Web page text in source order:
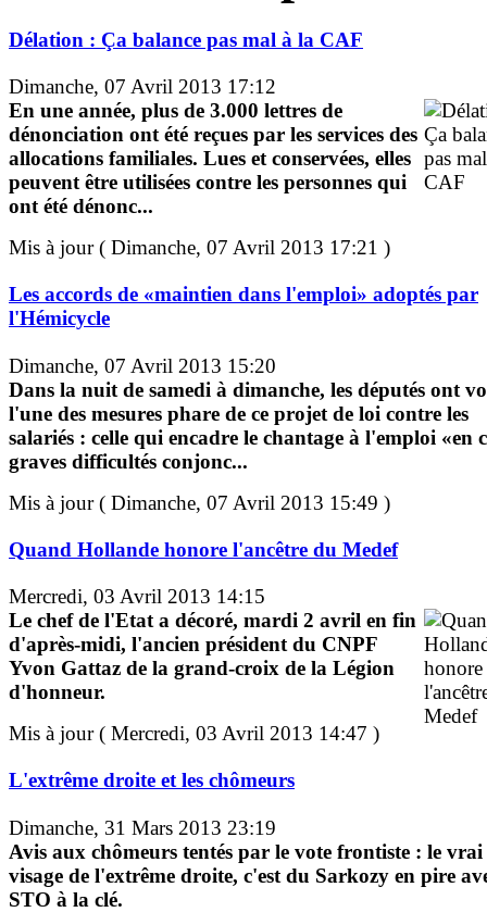
Délation : Ça balance pas mal à la CAF
Dimanche, 07 Avril 2013 17:12
En une année, plus de 3.000 lettres de
dénonciation ont été reçues par les services des
allocations familiales. Lues et conservées, elles
peuvent être utilisées contre les personnes qui
ont été dénonc...
Mis à jour ( Dimanche, 07 Avril 2013 17:21 )
Les accords de «maintien dans l'emploi» adoptés par
l'Hémicycle
Dimanche, 07 Avril 2013 15:20
Dans la nuit de samedi à dimanche, les députés ont
l'une des mesures phare de ce projet de loi contre les
salariés : celle qui encadre le chantage à l'emploi «en
graves difficultés conjonc...
Mis à jour ( Dimanche, 07 Avril 2013 15:49 )
Quand Hollande honore l'ancêtre du Medef
Mercredi, 03 Avril 2013 14:15
Le chef de l'Etat a décoré, mardi 2 avril en fin
d'après-midi, l'ancien président du CNPF
Yvon Gattaz de la grand-croix de la Légion
d'honneur.
Mis à jour ( Mercredi, 03 Avril 2013 14:47 )
L'extrême droite et les chômeurs
Dimanche, 31 Mars 2013 23:19
Avis aux chômeurs tentés par le vote frontiste : le vrai
visage de l'extrême droite, c'est du Sarkozy en pire
STO à la clé.